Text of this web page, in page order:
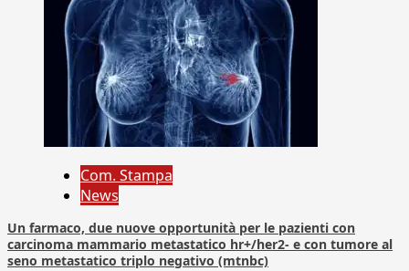
Com. Stampa
News
Un farmaco, due nuove opportunità per le pazienti con
carcinoma mammario metastatico hr+/her2- e con tumore al
seno metastatico triplo negativo (mtnbc)